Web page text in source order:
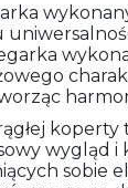
wygląd i
sobie